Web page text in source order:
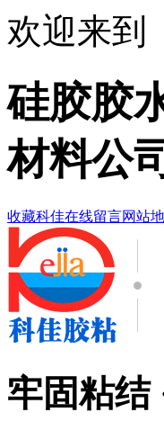
欢迎来到
硅胶胶
材料公
收藏科佳在线留言网站
牢固粘结